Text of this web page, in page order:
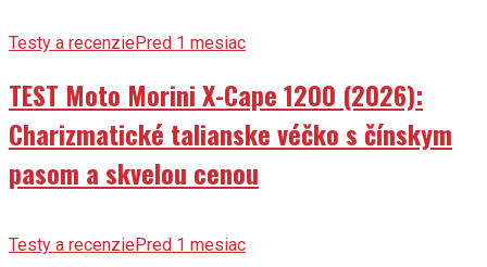
Testy a recenziePred 1 mesiac
TEST Moto Morini X-Cape 1200 (2026):
Charizmatické talianske véčko s čínskym
pasom a skvelou cenou
Testy a recenziePred 1 mesiac